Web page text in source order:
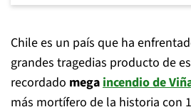
Chile es un país que ha
grandes tragedias producto de
recordado megaincendio de
más mortífero de la historia con